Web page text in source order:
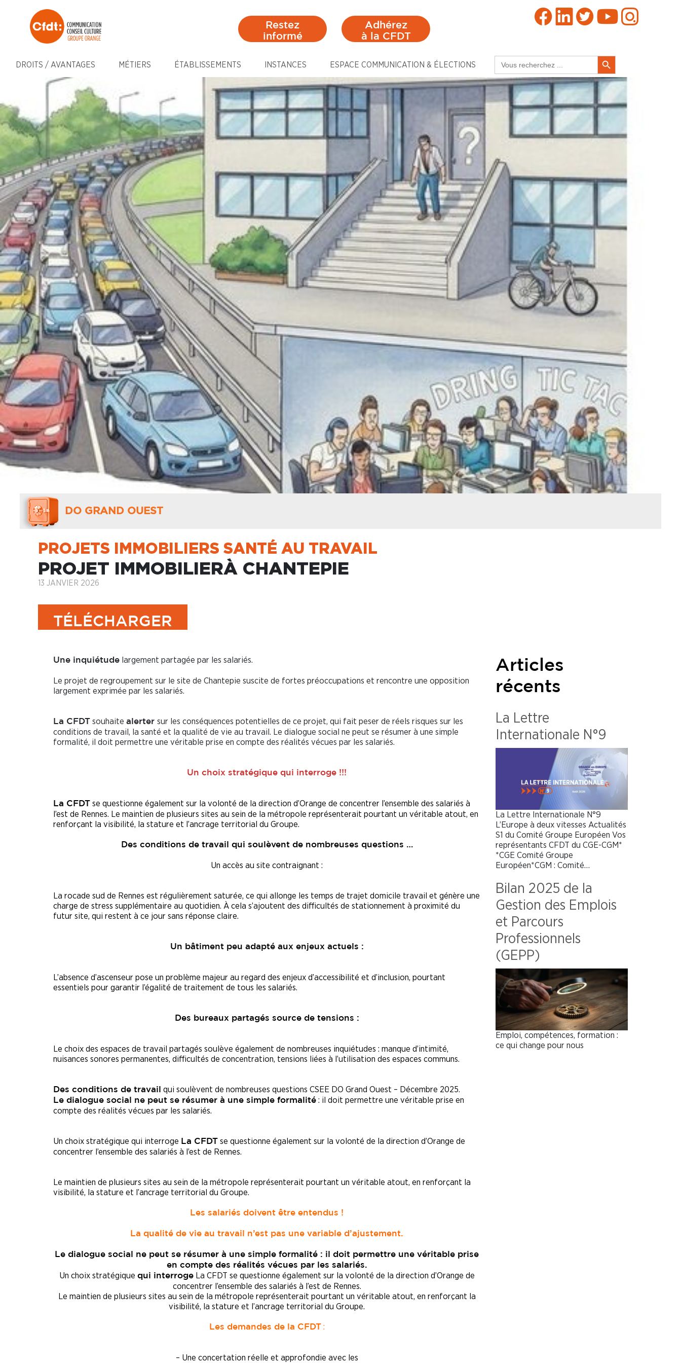
Restez
informé
Adhérez
à la CFDT
DROITS / AVANTAGES MÉTIERS ÉTABLISSEMENTS INSTANCES ESPACE COMMUNICATION & ÉLECTIONS
for:
Search Button
DO GRAND OUEST
PROJETS IMMOBILIERS SANTÉ AU TRAVAIL
PROJET IMMOBILIERÀ CHANTEPIE
13 JANVIER 2026
TÉLÉCHARGER
Une inquiétude largement partagée par les salariés.
Le projet de regroupement sur le site de Chantepie suscite de fortes préoccupations et rencontre une opposition
largement exprimée par les salariés.
La CFDT souhaite alerter sur les conséquences potentielles de ce projet, qui fait peser de réels risques sur les
conditions de travail, la santé et la qualité de vie au travail. Le dialogue social ne peut se résumer à une simple
formalité, il doit permettre une véritable prise en compte des réalités vécues par les salariés.
Un choix stratégique qui interroge !!!
La CFDT
se questionne également sur la volonté de la direction d’Orange de concentrer l’ensemble des salariés à
l’est de Rennes. Le maintien de plusieurs sites au sein de la métropole représenterait pourtant un véritable atout, en
renforçant la visibilité, la stature et l’ancrage territorial du Groupe.
Des conditions de travail qui soulèvent de nombreuses questions …
Un accès au site contraignant :
La rocade sud de Rennes est régulièrement saturée, ce qui allonge les temps de trajet domicile travail et génère une
charge de stress supplémentaire au quotidien. À cela s’ajoutent des difficultés de stationnement à proximité du
futur site, qui restent à ce jour sans réponse claire.
Un bâtiment peu adapté aux enjeux actuels :
L’absence d’ascenseur pose un problème majeur au regard des enjeux d’accessibilité et d’inclusion, pourtant
essentiels pour garantir l’égalité de traitement de tous les salariés.
Des bureaux partagés source de tensions :
Le choix des espaces de travail partagés soulève également de nombreuses inquiétudes : manque d’intimité,
nuisances sonores permanentes, difficultés de concentration, tensions liées à l’utilisation des espaces communs.
Des conditions de travail qui soulèvent de nombreuses questions CSEE DO Grand Ouest – Décembre 2025.
Le dialogue social ne peut se résumer à une simple formalité : il doit permettre une véritable prise en
compte des réalités vécues par les salariés.
Un choix stratégique qui interroge La CFDT
se questionne également sur la volonté de la direction d’Orange de
concentrer l’ensemble des salariés à l’est de Rennes.
Le maintien de plusieurs sites au sein de la métropole représenterait pourtant un véritable atout, en renforçant la
visibilité, la stature et l’ancrage territorial du Groupe.
Les salariés doivent être entendus !
La qualité de vie au travail n’est pas une variable d’ajustement.
Le dialogue social ne peut se résumer à une simple formalité : il doit permettre une véritable prise
en compte des réalités vécues par les salariés.
Un choix stratégique qui interrogeLa CFDT se questionne également sur la volonté de la direction d’Orange de
concentrer l’ensemble des salariés à l’est de Rennes.
Le maintien de plusieurs sites au sein de la métropole représenterait pourtant un véritable atout, en renforçant la
visibilité, la stature et l’ancrage territorial du Groupe.
Les demandes de la CFDT :
– Une concertation réelle et approfondie avec les
Articles
récents
La Lettre
Internationale N°9
La Lettre Internationale N°9
L’Europe à deux vitesses Actualités
S1 du Comité Groupe Européen Vos
représentants CFDT du CGE-CGM*
*CGE Comité Groupe
Européen*CGM : Comité…
Bilan 2025 de la
Gestion des Emplois
et Parcours
Professionnels
(GEPP)
Emploi, compétences, formation :
ce qui change pour nous